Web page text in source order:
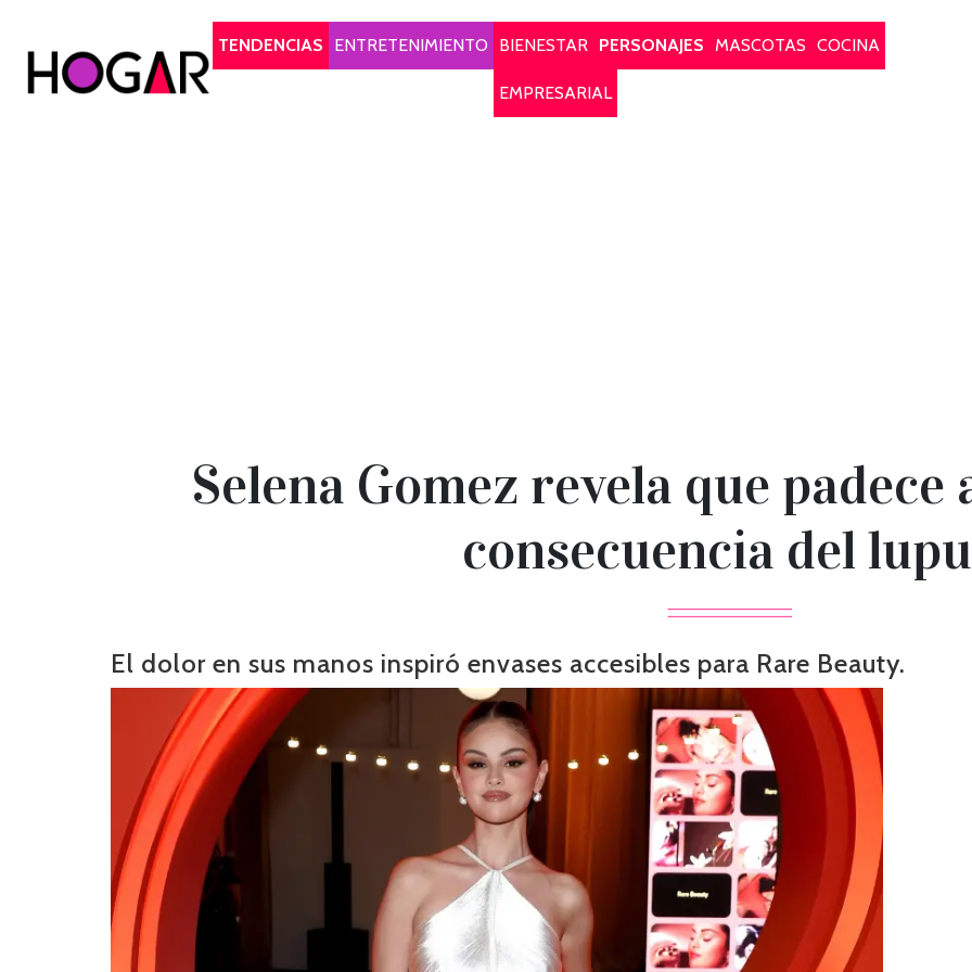
TENDENCIAS
ENTRETENIMIENTO BIENESTAR PERSONAJES MASCOTAS COCINA
EMPRESARIAL
Selena Gomez revela que
consecuencia del
El dolor en sus manos inspiró envases accesibles para Rare Beauty.